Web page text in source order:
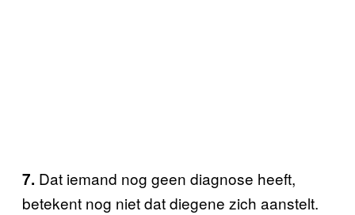
7. Dat iemand nog geen diagnose heeft,
betekent nog niet dat diegene zich aanstelt.